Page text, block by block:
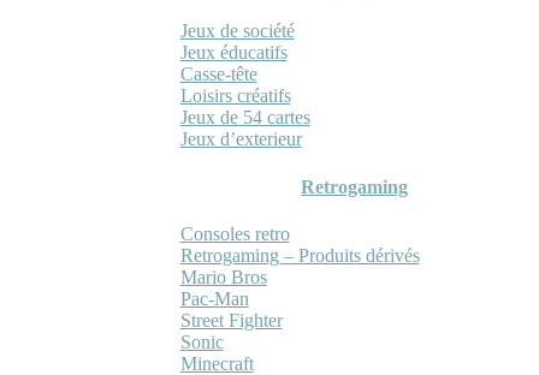
Jeux de société
Jeux éducatifs
Casse-tête
Loisirs créatifs
Jeux de 54 cartes
Jeux d’exterieur
Retrogaming
Consoles retro
Retrogaming – Produits dérivés
Mario Bros
Pac-Man
Street Fighter
Sonic
Minecraft